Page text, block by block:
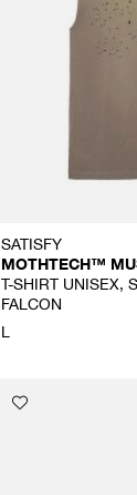
SATISFY
MOTHTECH™
T-SHIRT UNISEX,
FALCON
L